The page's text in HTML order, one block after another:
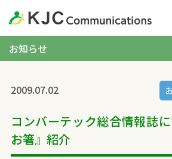
お知らせ
2009.07.02
コンバーテック総合情報誌
お箸』紹介